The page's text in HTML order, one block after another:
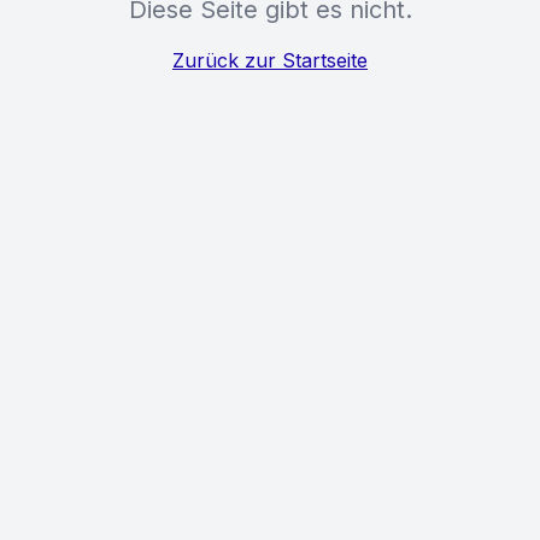
Diese Seite gibt es nicht.
Zurück zur Startseite